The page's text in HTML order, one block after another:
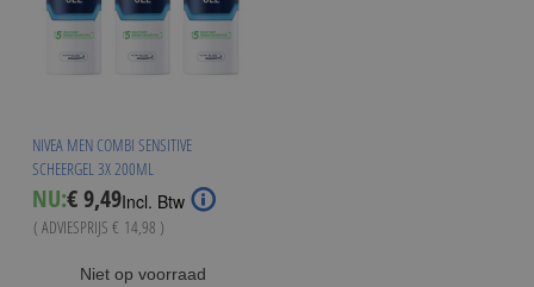
NIVEA MEN COMBI SENSITIVE
SCHEERGEL 3X 200ML
NU:Special
Price
€ 9,49Incl. Btw
( ADVIESPRIJS € 14,98 )
Niet op voorraad